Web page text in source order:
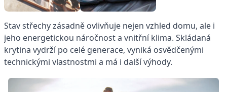
Stav střechy zásadně ovlivňuje nejen vzhled domu, ale i
jeho energetickou náročnost a vnitřní klima. Skládaná
krytina vydrží po celé generace, vyniká osvědčenými
technickými vlastnostmi a má i další výhody.